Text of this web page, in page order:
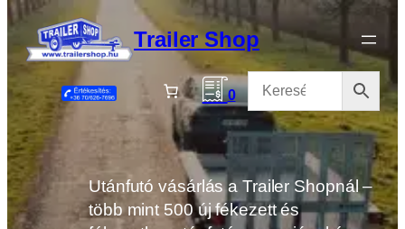
Ugrás
a
tartalomhoz
Trailer Shop
0
Utánfutó vásárlás a Trailer Shopnál –
több mint 500 új fékezett és